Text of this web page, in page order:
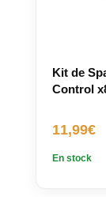
Kit de
Control
11,99€
En stock